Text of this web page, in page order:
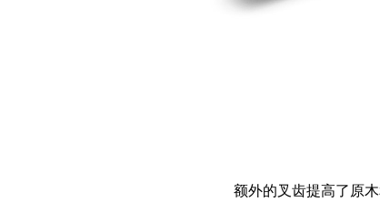
额外的叉齿提高了原